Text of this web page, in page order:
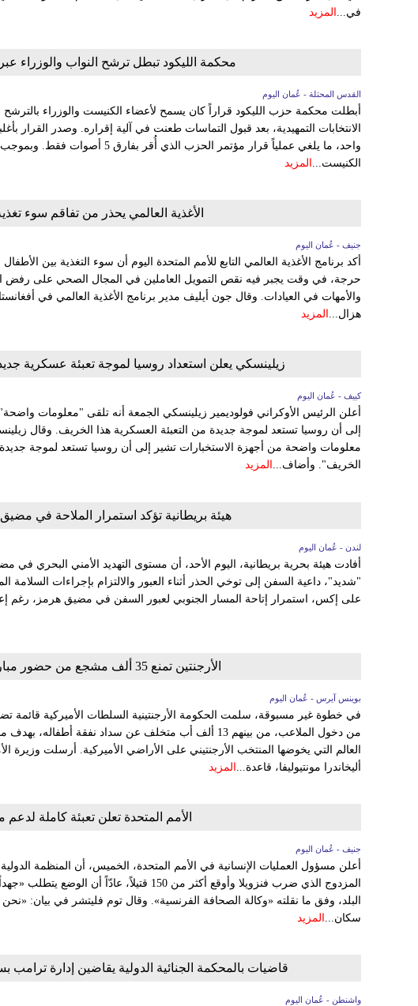
في... المزيد
محكمة الليكود تبطل ترشح النواب والوزراء
القدس المحتلة - عُمان اليوم
أبطلت محكمة حزب الليكود قراراً كان يسمح لأعضاء الكنيست والوزراء بالترشح
واحد، ما يلغي عملياً قرار مؤتمر الحزب
الكنيست...
المزيد
الأغذية العالمي يحذر من تفاقم سوء
جنيف - عُمان اليوم
أكد برنامج الأغذية العالمي التابع للأمم المتحدة اليوم أن سوء التغذية بين
حرجة، في وقت يجبر فيه نقص التمويل العاملين في المجال الصحي على رفض
والأمهات في العيادات. وقال جون أيليف مدير برنامج الأغذية العالمي في
هزال... المزيد
زيلينسكي يعلن استعداد روسيا لموجة تعبئة عسكرية
كييف - عُمان اليوم
أعلن الرئيس الأوكراني فولوديمير زيلينسكي الجمعة أنه تلقى "معلومات
إلى أن روسيا تستعد لموجة جديدة من التعبئة العسكرية هذا الخريف. وقال
معلومات واضحة من أجهزة الاستخبارات تشير إلى أن روسيا تستعد لموجة
الخريف". وأضاف... المزيد
هيئة بريطانية تؤكد استمرار الملاحة في
لندن - عُمان اليوم
أفادت هيئة بحرية بريطانية، اليوم الأحد، أن مستوى التهديد الأمني البحري في
"شديد"، داعية السفن إلى توخي الحذر أثناء العبور والالتزام بإجراءات
على إكس، استمرار إتاحة المسار الجنوبي لعبور السفن في مضيق هرمز، رغم إعلان
الأرجنتين تمنع 35 ألف مشجع من حضور مباريات كأس العالم في أميركا
بوينس آيرس - عُمان اليوم
من دخول الملاعب، من بينهم 13 ألف أب متخلف عن سداد نفقة
العالم التي يخوضها المنتخب الأرجنتيني على الأراضي الأميركية. أرسلت وزيرة
أليخاندرا مونتيوليفا، قاعدة...
المزيد
الأمم المتحدة تعلن تعبئة كاملة
جنيف - عُمان اليوم
أعلن مسؤول العمليات الإنسانية في الأمم المتحدة، الخميس، أن المنظمة الدولية
المزدوج الذي ضرب فنزويلا وأوقع أكثر من 150 قتيلاً، عادّاً
البلد، وفق ما نقلته «وكالة الصحافة الفرنسية». وقال توم فليتشر في بيان:
سكان... المزيد
قاضيات بالمحكمة الجنائية الدولية يقاضين إدارة
واشنطن - عُمان اليوم